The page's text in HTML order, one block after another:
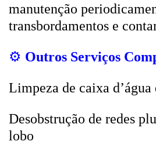
manutenção
transbordamentos e
⚙️ Outros Serviços
Limpeza de caixa d’água
Desobstrução de redes
lobo